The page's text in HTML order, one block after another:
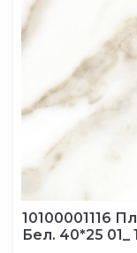
10100001116
Бел. 40*25 01_